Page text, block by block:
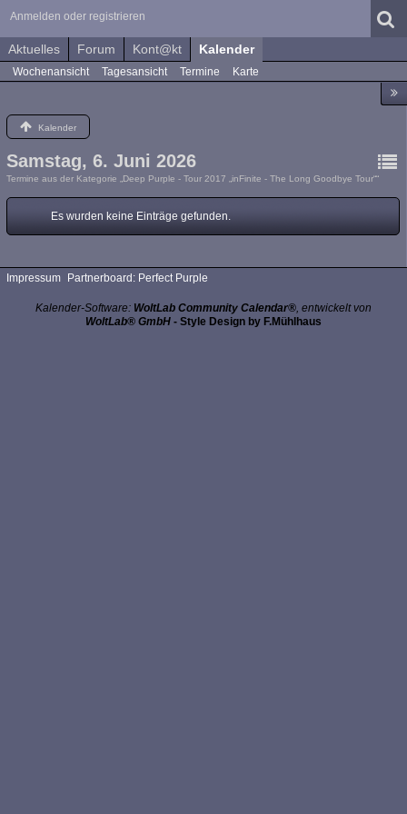
Anmelden oder registrieren
Aktuelles Forum Kont@kt Kalender
Wochenansicht Tagesansicht Termine Karte
Kalender
Samstag, 6. Juni 2026
Termine aus der Kategorie „Deep Purple - Tour 2017 „inFinite - The Long Goodbye Tour““
Es wurden keine Einträge gefunden.
Impressum Partnerboard: Perfect Purple
Kalender-Software: WoltLab Community Calendar®, entwickelt von
WoltLab® GmbH